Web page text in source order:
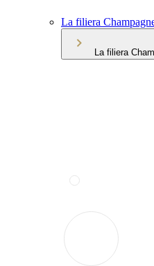
La filiera
La filiera